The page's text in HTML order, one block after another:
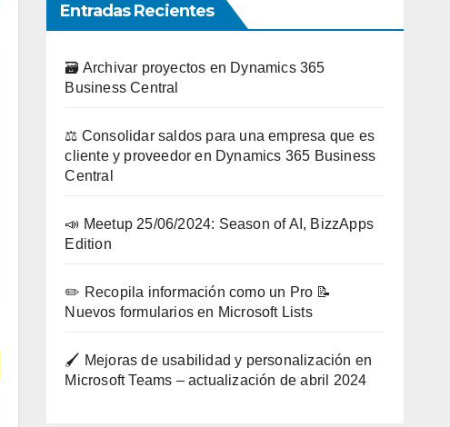
Entradas Recientes
🗃️ Archivar proyectos en Dynamics 365
Business Central
⚖️ Consolidar saldos para una empresa que es
cliente y proveedor en Dynamics 365 Business
Central
📣 Meetup 25/06/2024: Season of AI, BizzApps
Edition
✏️ Recopila información como un Pro 📝
Nuevos formularios en Microsoft Lists
🖌️ Mejoras de usabilidad y personalización en
Microsoft Teams – actualización de abril 2024